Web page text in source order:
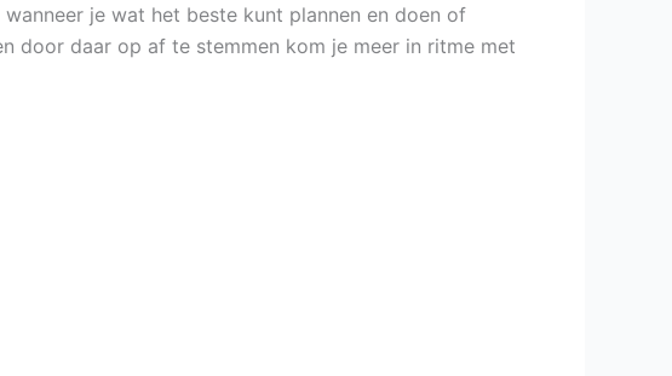
je wat het beste kunt plannen en doen of
door daar op af te stemmen kom je meer in ritme met